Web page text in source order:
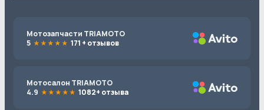
Мотозапчасти TRIAMOTO
5
171 + отзывов
Мотосалон TRIAMOTO
4.9
1082+ отзыва